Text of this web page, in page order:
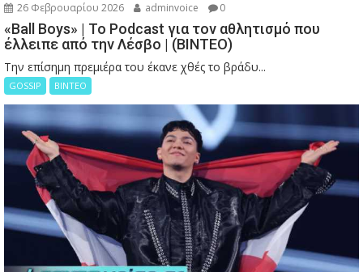
26 Φεβρουαρίου 2026 adminvoice 0
«Ball Boys» | Το Podcast για τον αθλητισμό που
έλλειπε από την Λέσβο | (ΒΙΝΤΕΟ)
Την επίσημη πρεμιέρα του έκανε χθές το βράδυ...
GOSSIP ΒΙΝΤΕΟ